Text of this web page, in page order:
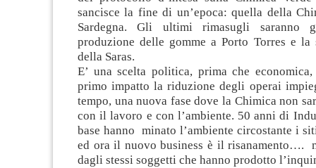
sancisce la fine di un’epoca: quella della
Sardegna. Gli ultimi rimasugli saranno
produzione delle gomme a Porto Torres e
della Saras.
E’ una scelta politica, prima che
primo impatto la riduzione degli operai
tempo, una nuova fase dove la Chimica non
con il lavoro e con l’ambiente. 50 anni di
base hanno minato l’ambiente circostante i
ed ora il nuovo business è il risanamento….
dagli stessi soggetti che hanno prodotto